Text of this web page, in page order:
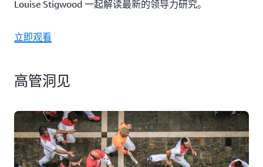
Louise Stigwood 一起解读最新的领导力研究。
立即观看
高管洞见